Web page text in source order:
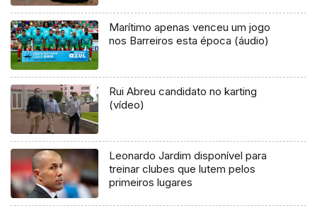
Marítimo apenas venceu um jogo
nos Barreiros esta época (áudio)
Rui Abreu candidato no karting
(vídeo)
Leonardo Jardim disponível para
treinar clubes que lutem pelos
primeiros lugares